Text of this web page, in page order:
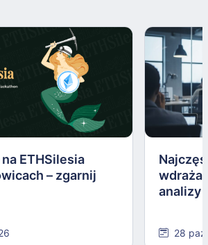
ETHSilesia
– zgarnij
analizy
28